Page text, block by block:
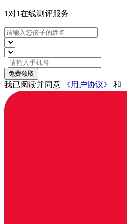
1对1在线测评服务
|
免费领取
我已阅读并同意 《用户协议》 和